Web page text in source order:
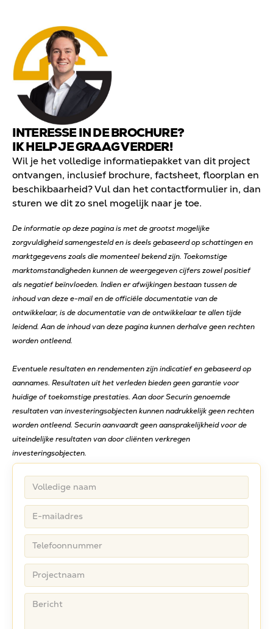
INTERESSE IN DE BROCHURE?
IK HELP JE GRAAG VERDER!
Wil je het volledige informatiepakket van dit project
ontvangen, inclusief brochure, factsheet, floorplan en
beschikbaarheid? Vul dan het contactformulier in, dan
sturen we dit zo snel mogelijk naar je toe.
De informatie op deze pagina is met de grootst mogelijke
zorgvuldigheid samengesteld en is deels gebaseerd op schattingen en
marktgegevens zoals die momenteel bekend zijn. Toekomstige
marktomstandigheden kunnen de weergegeven cijfers zowel positief
als negatief beïnvloeden. Indien er afwijkingen bestaan tussen de
inhoud van deze e-mail en de officiële documentatie van de
ontwikkelaar, is de documentatie van de ontwikkelaar te allen tijde
leidend. Aan de inhoud van deze pagina kunnen derhalve geen rechten
worden ontleend.
Eventuele resultaten en rendementen zijn indicatief en gebaseerd op
aannames. Resultaten uit het verleden bieden geen garantie voor
huidige of toekomstige prestaties. Aan door Securin genoemde
resultaten van investeringsobjecten kunnen nadrukkelijk geen rechten
worden ontleend. Securin aanvaardt geen aansprakelijkheid voor de
uiteindelijke resultaten van door cliënten verkregen
investeringsobjecten.